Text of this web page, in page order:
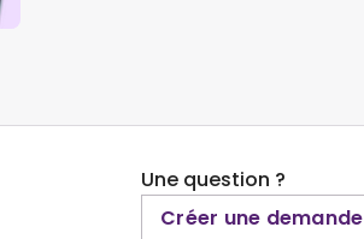
Une question ?
Créer une demande